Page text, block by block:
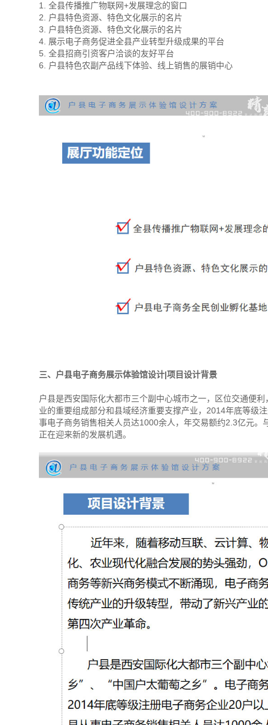
1. 全县传播推广物联网+发展理念的窗口
2. 户县特色资源、特色文化展示的名片
3. 户县特色资源、特色文化展示的名片
4. 展示电子商务促进全县产业转型升级成果的平台
5. 全县招商引资客户洽谈的友好平台
6. 户县特色农副产品线下体验、线上销售的展销中心
三、户县电子商务展示体验馆设计|项目设计背景
户县是西安国际化大都市三个副中心城市之一，区位交通便
业的重要组成部分和县域经济重要支撑产业，2014年底等级
事电子商务销售相关人员达1000余人，年交易额约2.3亿元
正在迎来新的发展机遇。